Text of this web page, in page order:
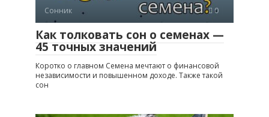
Сонник 0
Как толковать сон о семенах —
45 точных значений
Коротко о главном Семена мечтают о финансовой
независимости и повышенном доходе. Также такой
сон